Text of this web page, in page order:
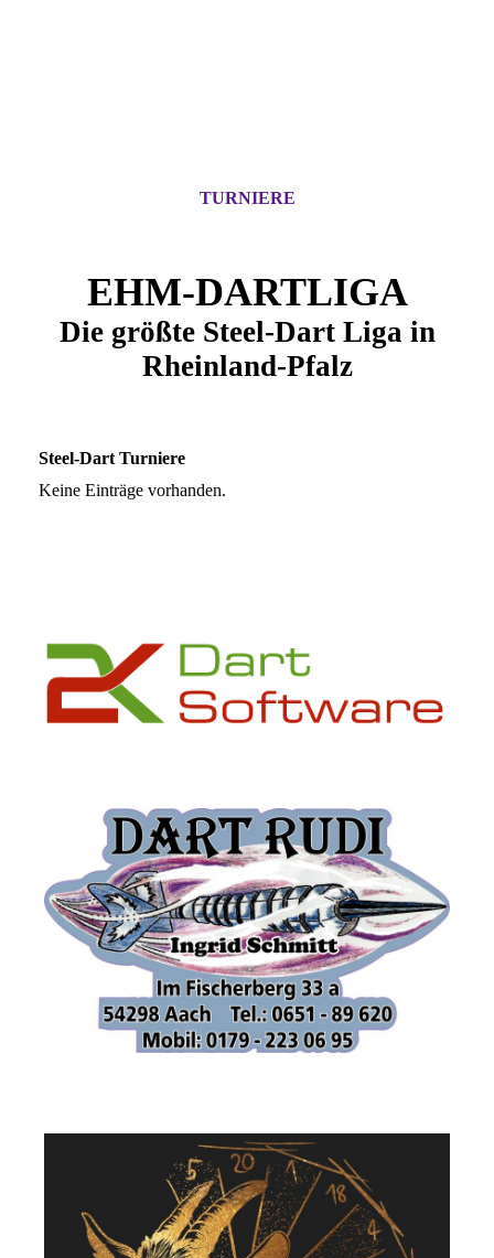
TURNIERE
EHM-DARTLIGA
Die größte Steel-Dart Liga in
Rheinland-Pfalz
Steel-Dart Turniere
Keine Einträge vorhanden.